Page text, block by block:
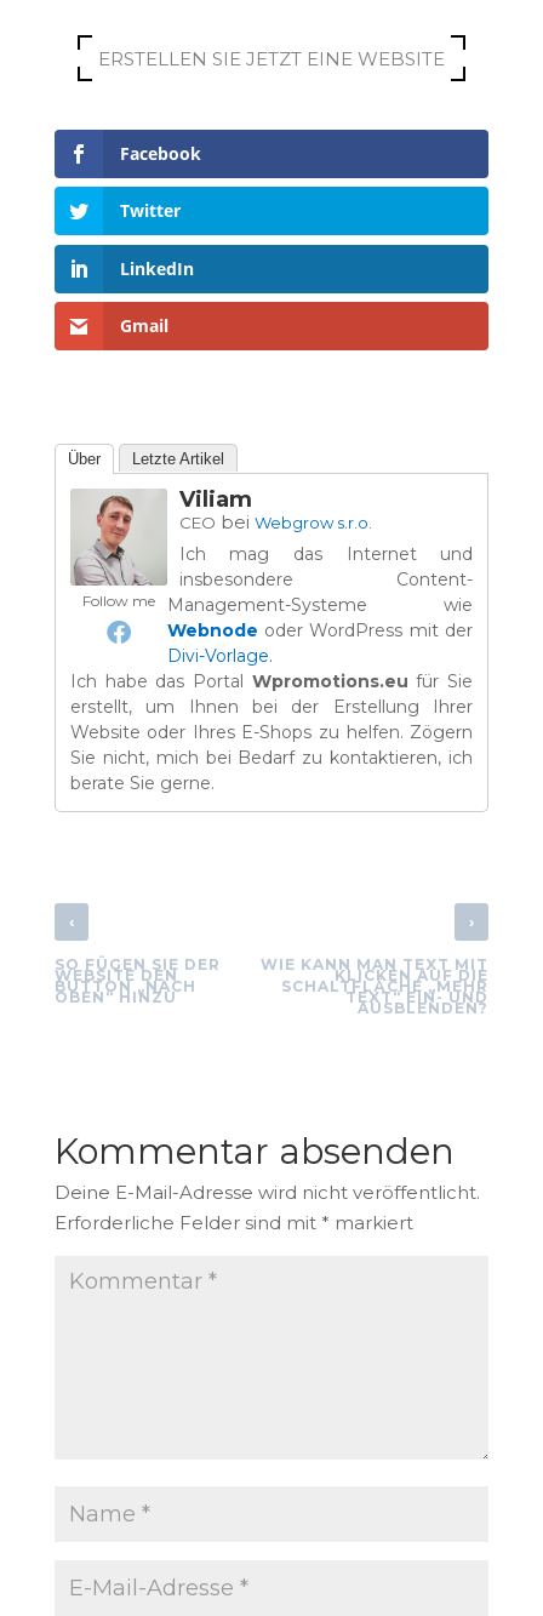
ERSTELLEN SIE JETZT EINE WEBSITE
Facebook
Twitter
LinkedIn
Gmail
Über Letzte Artikel
Follow me
Viliam
CEO bei Webgrow s.r.o.
Ich mag das Internet und
insbesondere Content-
Management-Systeme wie
Webnode oder WordPress mit der
Divi-Vorlage.
Ich habe das Portal Wpromotions.eufür Sie
erstellt, um Ihnen bei der Erstellung Ihrer
Website oder Ihres E-Shops zu helfen. Zögern
Sie nicht, mich bei Bedarf zu kontaktieren, ich
berate Sie gerne.
‹
SO FÜGEN SIE DER
WEBSITE DEN
BUTTON „NACH
OBEN“ HINZU
›
WIE KANN MAN TEXT MIT
KLICKEN AUF DIE
SCHALTFLÄCHE „MEHR
TEXT“ EIN- UND
AUSBLENDEN?
Kommentar absenden
Deine E-Mail-Adresse wird nicht veröffentlicht.
Erforderliche Felder sind mit * markiert